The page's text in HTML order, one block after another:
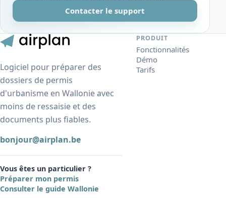
Contacter le support
Logiciel pour préparer des
dossiers de permis
d'urbanisme en Wallonie avec
moins de ressaisie et des
documents plus fiables.
bonjour@airplan.be
Vous êtes un particulier ?
Préparer mon permis
Consulter le guide Wallonie
PRODUIT
Fonctionnalités
Démo
Tarifs